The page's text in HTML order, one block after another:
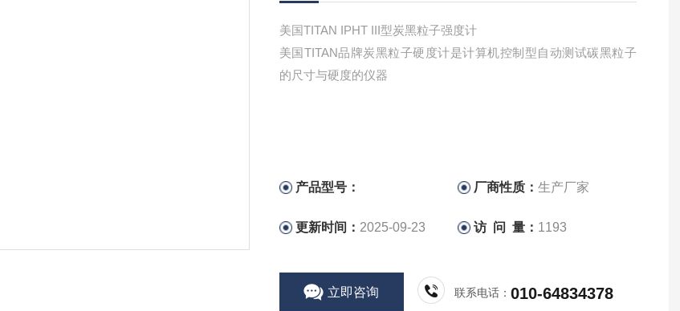
美国TITAN IPHT III型炭黑粒子强度计
美国TITAN品牌炭黑粒子硬度计是计算机控制型自动测试碳黑粒子
的尺寸与硬度的仪器
产品型号： 厂商性质：生产厂家
更新时间： 2025-09-23 访 问 量： 1193
立即咨询 联系电话：010-64834378